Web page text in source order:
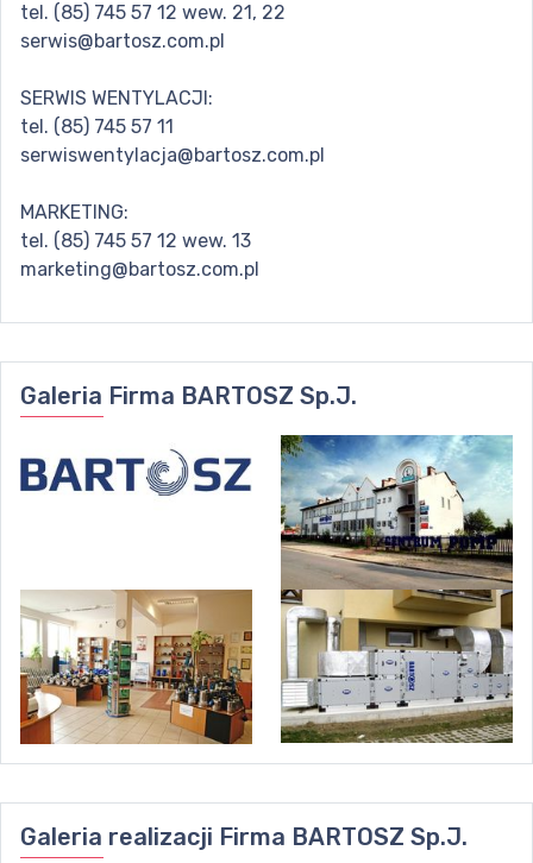
tel. (85) 745 57 12 wew. 21, 22
serwis@bartosz.com.pl
SERWIS WENTYLACJI:
tel. (85) 745 57 11
serwiswentylacja@bartosz.com.pl
MARKETING:
tel. (85) 745 57 12 wew. 13
marketing@bartosz.com.pl
Galeria Firma BARTOSZ Sp.J.
Galeria realizacji Firma BARTOSZ Sp.J.